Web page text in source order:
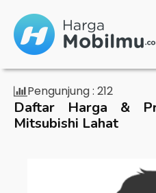
Pengunjung : 212
Daftar Harga &
Mitsubishi Lahat